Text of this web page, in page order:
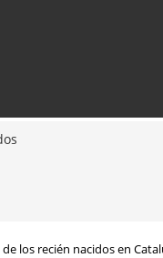
los recién nacidos en